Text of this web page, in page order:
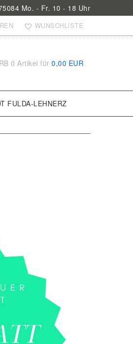
Mo. - Fr. 10 - 18 Uhr
WUNSCHLISTE
0 Artikel für 0,00 EUR
FULDA-LEHNERZ